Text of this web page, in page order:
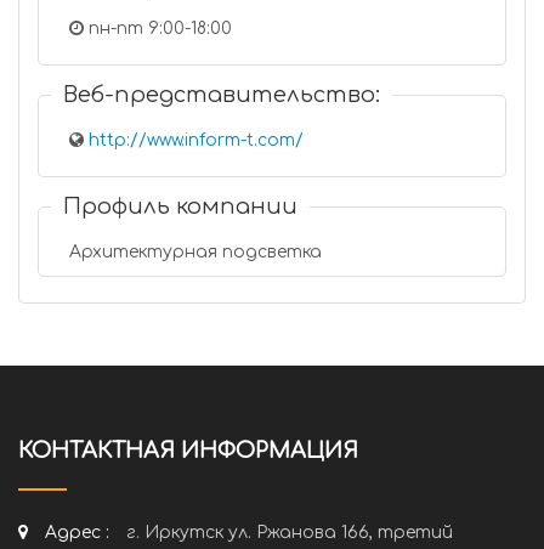
пн-пт 9:00-18:00
Веб-представительство:
http://www.inform-t.com/
Профиль компании
Архитектурная подсветка
КОНТАКТНАЯ ИНФОРМАЦИЯ
Адрес :
г. Иркутск ул. Ржанова 166, третий